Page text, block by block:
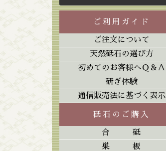
ご利用ガイド
ご注文について
天然砥石の選び方
初めてのお客様へＱ＆Ａ
研ぎ体験
通信販売法に基づく表示
砥石のご購入
合砥
巣板